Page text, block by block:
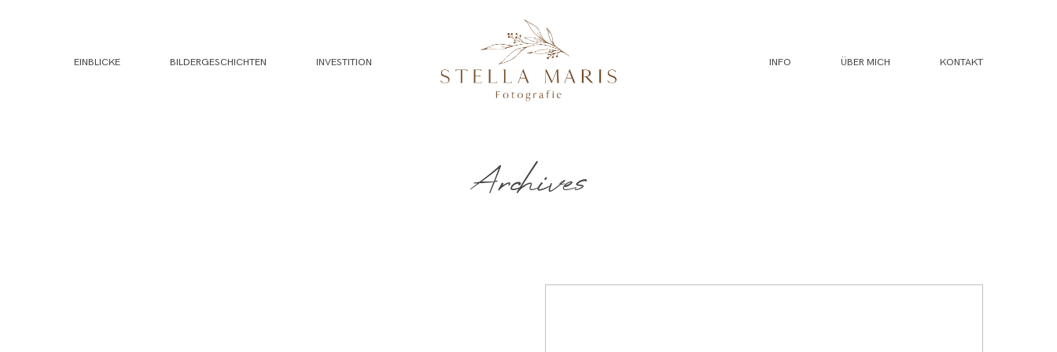
EINBLICKE BILDERGESCHICHTEN INVESTITION INFO ÜBER MICH KONTAKT
Archives